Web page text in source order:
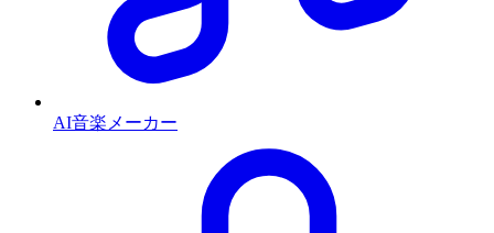
AI音楽メーカー